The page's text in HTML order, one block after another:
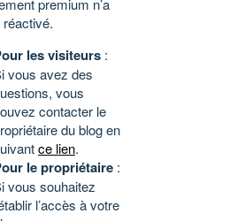
premium n’a
les visiteurs :
vous avez des
vous
contacter le
du blog en
ce lien.
le propriétaire :
vous souhaitez
l’accès à votre